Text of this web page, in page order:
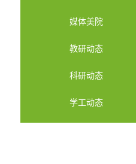
媒体美院
教研动态
科研动态
学工动态